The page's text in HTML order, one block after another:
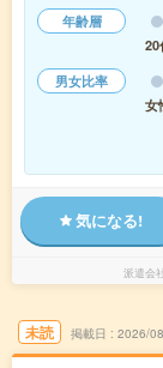
年齢層
20
男女比率
女
気になる!
派遣会社
未読 掲載日 2026/